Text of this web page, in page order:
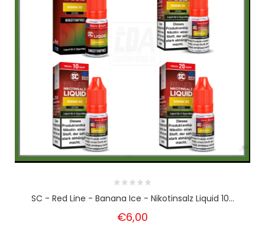
SC - Red Line - Banana Ice - Nikotinsalz Liquid 10...
€6,00